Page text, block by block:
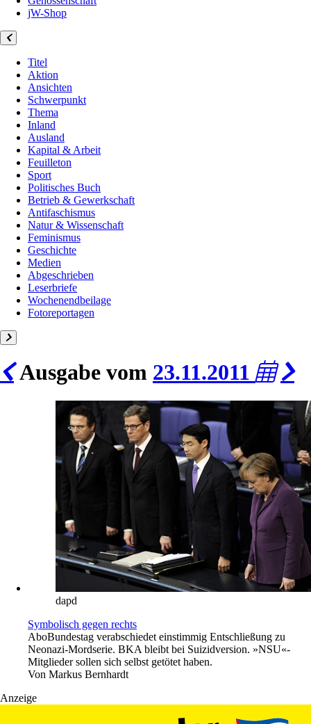
jW-Shop
Titel
Aktion
Ansichten
Schwerpunkt
Thema
Inland
Ausland
Kapital & Arbeit
Feuilleton
Sport
Politisches Buch
Betrieb & Gewerkschaft
Antifaschismus
Natur & Wissenschaft
Feminismus
Geschichte
Medien
Abgeschrieben
Leserbriefe
Wochenendbeilage
Fotoreportagen
Ausgabe vom 23.11.2011
dapd
Symbolisch gegen rechts
AboBundestag verabschiedet einstimmig Entschließung zu
Neonazi-Mordserie. BKA bleibt bei Suizidversion. »NSU«-
Mitglieder sollen sich selbst getötet haben.
Von Markus Bernhardt
Anzeige